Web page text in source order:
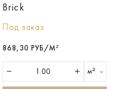
Brick
Под заказ
868,30 РУБ/М²
м²